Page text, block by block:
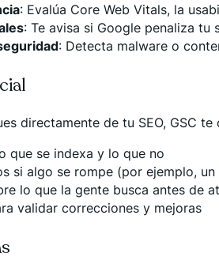
: Evalúa Core Web Vitals, la
: Te avisa si Google penaliza
: Detecta malware o
directamente de tu SEO, GSC te
que se indexa y lo que no
si algo se rompe (por ejemplo,
lo que la gente busca antes de
validar correcciones y mejoras